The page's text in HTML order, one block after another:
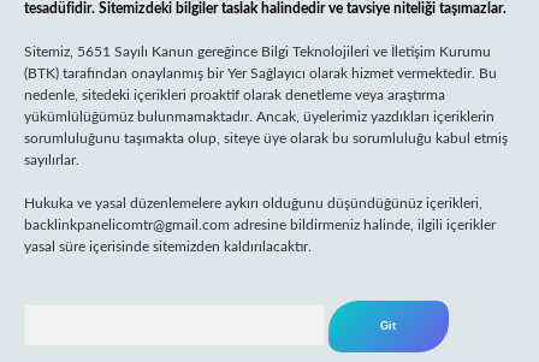
tesadüfidir. Sitemizdeki bilgiler taslak halindedir ve tavsiye niteliği taşımazlar.
Sitemiz, 5651 Sayılı Kanun gereğince Bilgi Teknolojileri ve İletişim Kurumu
(BTK) tarafından onaylanmış bir Yer Sağlayıcı olarak hizmet vermektedir. Bu
nedenle, sitedeki içerikleri proaktif olarak denetleme veya araştırma
yükümlülüğümüz bulunmamaktadır. Ancak, üyelerimiz yazdıkları içeriklerin
sorumluluğunu taşımakta olup, siteye üye olarak bu sorumluluğu kabul etmiş
sayılırlar.
Hukuka ve yasal düzenlemelere aykırı olduğunu düşündüğünüz içerikleri,
backlinkpanelicomtr@gmail.com adresine bildirmeniz halinde, ilgili içerikler
yasal süre içerisinde sitemizden kaldırılacaktır.